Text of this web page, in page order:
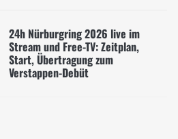
24h Nürburgring 2026 live im
Stream und Free-TV: Zeitplan,
Start, Übertragung zum
Verstappen-Debüt